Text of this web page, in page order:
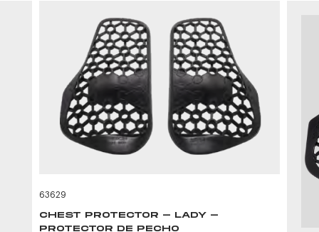
63629
CHEST PROTECTOR - LADY -
PROTECTOR DE PECHO